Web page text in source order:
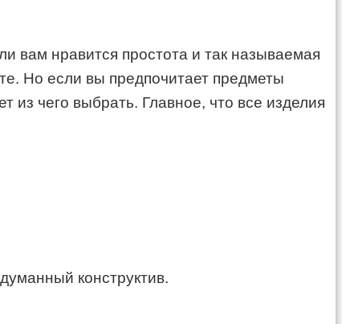
вам нравится простота и так называемая
Но если вы предпочитает предметы
чего выбрать. Главное, что все изделия
конструктив.